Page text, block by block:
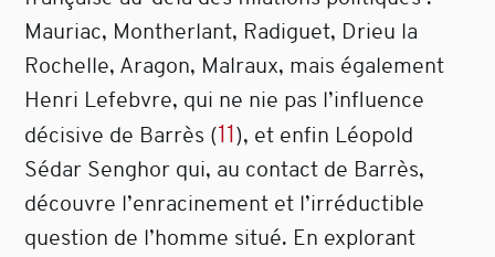
Mauriac, Montherlant, Radiguet, Drieu la
Rochelle, Aragon, Malraux, mais également
Henri Lefebvre, qui ne nie pas l’influence
décisive de Barrès (11), et enfin Léopold
Sédar Senghor qui, au contact de Barrès,
découvre l’enracinement et l’irréductible
question de l’homme situé. En explorant